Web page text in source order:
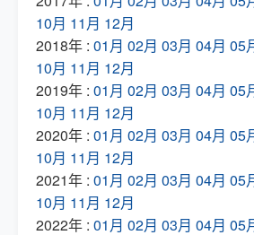
10月 11月 12月
2018年 : 01月 02月 03月 04月 05
10月 11月 12月
2019年 : 01月 02月 03月 04月 05
10月 11月 12月
2020年 : 01月 02月 03月 04月 05
10月 11月 12月
2021年 : 01月 02月 03月 04月 05
10月 11月 12月
2022年 : 01月 02月 03月 04月 05